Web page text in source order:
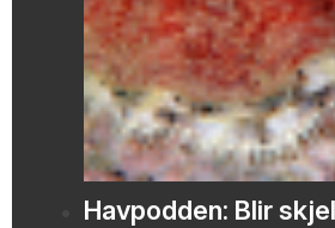
Havpodden: Blir